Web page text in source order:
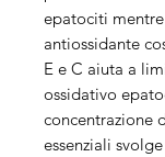
epatociti
antiossidante
E e C aiuta a
ossidativo
concentrazione
essenziali